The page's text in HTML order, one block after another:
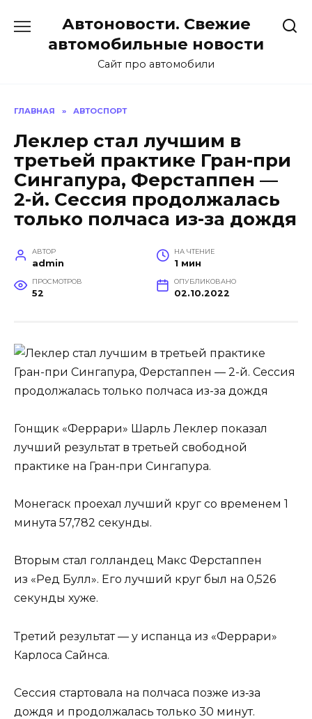
содержанию
Автоновости. Свежие
автомобильные новости
Сайт про автомобили
ГЛАВНАЯ » АВТОСПОРТ
Леклер стал лучшим в
третьей практике Гран-при
Сингапура, Ферстаппен —
2-й. Сессия продолжалась
только полчаса из-за дождя
АВТОР
admin
НА ЧТЕНИЕ
1 мин
ПРОСМОТРОВ
52
ОПУБЛИКОВАНО
02.10.2022
Гонщик «Феррари» Шарль Леклер показал
лучший результат в третьей свободной
практике на Гран‑при Сингапура.
Монегаск проехал лучший круг со временем 1
минута 57,782 секунды.
Вторым стал голландец Макс Ферстаппен
из «Ред Булл». Его лучший круг был на 0,526
секунды хуже.
Третий результат — у испанца из «Феррари»
Карлоса Сайнса.
Сессия стартовала на полчаса позже из‑за
дождя и продолжалась только 30 минут.